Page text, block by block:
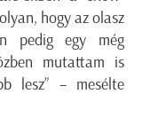
hogy az olasz
pedig egy még
mutattam is
lesz” – mesélte